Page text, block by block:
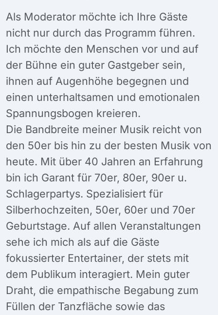
Als Moderator möchte ich Ihre Gäste
nicht nur durch das Programm führen.
Ich möchte den Menschen vor und auf
der Bühne ein guter Gastgeber sein,
ihnen auf Augenhöhe begegnen und
einen unterhaltsamen und emotionalen
Spannungsbogen kreieren.
Die Bandbreite meiner Musik reicht von
den 50er bis hin zu der besten Musik von
heute. Mit über 40 Jahren an Erfahrung
bin ich Garant für 70er, 80er, 90er u.
Schlagerpartys. Spezialisiert für
Silberhochzeiten, 50er, 60er und 70er
Geburtstage. Auf allen Veranstaltungen
sehe ich mich als auf die Gäste
fokussierter Entertainer, der stets mit
dem Publikum interagiert. Mein guter
Draht, die empathische Begabung zum
Füllen der Tanzfläche sowie das